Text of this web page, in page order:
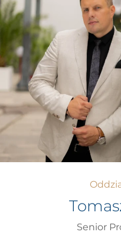
Senior